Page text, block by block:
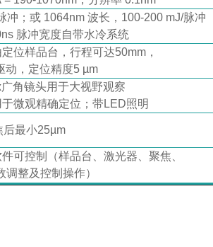
冲；或 1064nm 波长，100-200 mJ/脉冲
脉冲宽度自带水冷系统
位样品台，行程可达50mm，
动，定位精度5 µm
角镜头用于大视野观察
微观精确定位；带LED照明
后最小25µm
可控制（样品台、激光器、聚焦、
调整及控制操作）